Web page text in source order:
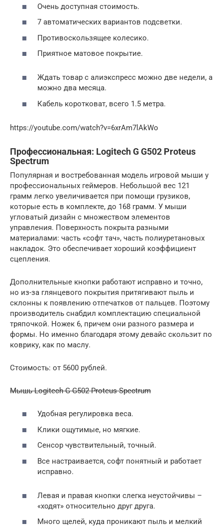
Очень доступная стоимость.
7 автоматических вариантов подсветки.
Противоскользящее колесико.
Приятное матовое покрытие.
Ждать товар с алиэкспресс можно две недели, а
можно два месяца.
Кабель коротковат, всего 1.5 метра.
https://youtube.com/watch?v=6xrAm7lAkWo
Профессиональная: Logitech G G502 Proteus
Spectrum
Популярная и востребованная модель игровой мыши у
профессиональных геймеров. Небольшой вес 121
грамм легко увеличивается при помощи грузиков,
которые есть в комплекте, до 168 грамм. У мыши
угловатый дизайн с множеством элементов
управления. Поверхность покрыта разными
материалами: часть «софт тач», часть полиуретановых
накладок. Это обеспечивает хороший коэффициент
сцепления.
Дополнительные кнопки работают исправно и точно,
но из-за глянцевого покрытия притягивают пыль и
склонны к появлению отпечатков от пальцев. Поэтому
производитель снабдил комплектацию специальной
тряпочкой. Ножек 6, причем они разного размера и
формы. Но именно благодаря этому девайс скользит по
коврику, как по маслу.
Стоимость: от 5600 рублей.
Мышь Logitech G G502 Proteus Spectrum
Удобная регулировка веса.
Клики ощутимые, но мягкие.
Сенсор чувствительный, точный.
Все настраивается, софт понятный и работает
исправно.
Левая и правая кнопки слегка неустойчивы –
«ходят» относительно друг друга.
Много щелей, куда проникают пыль и мелкий